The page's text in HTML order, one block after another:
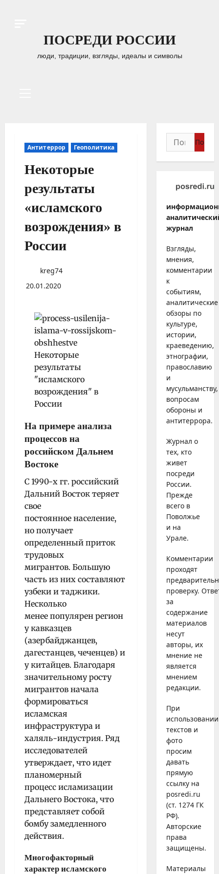
ПОСРЕДИ РОССИИ
люди, традиции, взгляды, идеалы и символы
Антитеррор Геополитика
Некоторые
результаты
«исламского
возрождения» в
России
kreg74
20.01.2020
На примере анализа
процессов на
российском Дальнем
Востоке
С 1990-х гг. российский
Дальний Восток теряет
свое
постоянное население,
но получает
определенный приток
трудовых
мигрантов. Большую
часть из них составляют
узбеки и таджики.
Несколько
менее популярен регион
у кавказцев
(азербайджанцев,
дагестанцев, чеченцев) и
у китайцев. Благодаря
значительному росту
мигрантов начала
формироваться
исламская
инфраструктура и
халяль-индустрия. Ряд
исследователей
утверждает, что идет
планомерный
процесс исламизации
Дальнего Востока, что
представляет собой
бомбу замедленного
действия.
Многофакторный
характер исламского
Найти:
журнал
Взгляды,
мнения,
комментарии
к
событиям,
аналитические
обзоры по
культуре,
истории,
краеведению,
этнографии,
православию
и
мусульманству,
вопросам
обороны и
антитеррора.
Журнал о
тех, кто
живет
посреди
России.
Прежде
всего в
Поволжье
и на
Урале.
Комментарии
проходят
проверку.
за
содержание
материалов
несут
авторы, их
мнение не
является
мнением
редакции.
При
использовании
текстов и
фото
просим
давать
прямую
ссылку на
posredi.ru
(ст. 1274 ГК
РФ).
Авторские
права
защищены.
Материалы